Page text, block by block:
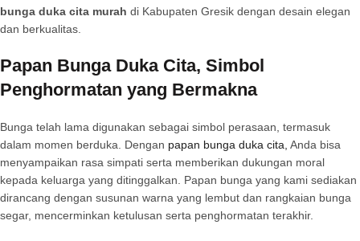
bunga duka cita murah di Kabupaten Gresik dengan desain elegan
dan berkualitas.
Papan Bunga Duka Cita, Simbol
Penghormatan yang Bermakna
Bunga telah lama digunakan sebagai simbol perasaan, termasuk
dalam momen berduka. Dengan papan bunga duka cita, Anda bisa
menyampaikan rasa simpati serta memberikan dukungan moral
kepada keluarga yang ditinggalkan. Papan bunga yang kami sediakan
dirancang dengan susunan warna yang lembut dan rangkaian bunga
segar, mencerminkan ketulusan serta penghormatan terakhir.